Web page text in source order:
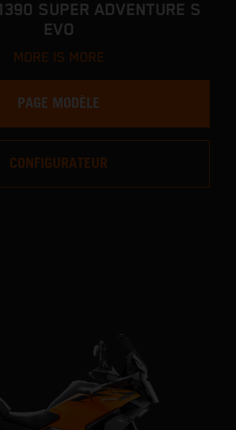
SUPER ADVENTURE S
EVO
MORE IS MORE
PAGE MODÈLE
CONFIGURATEUR